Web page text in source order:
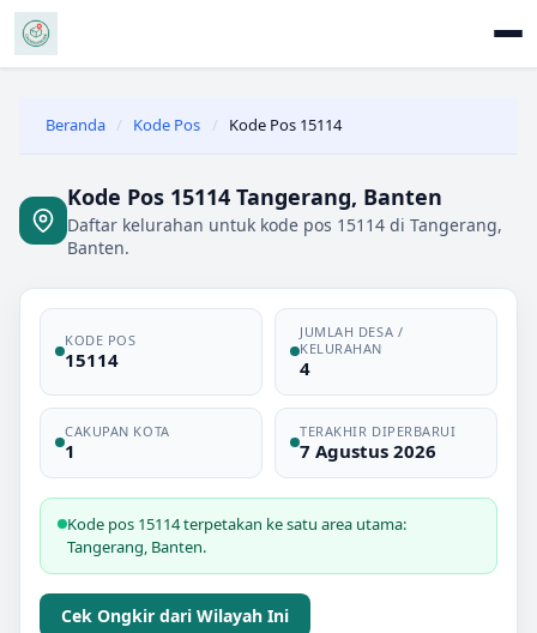
Beranda / Kode Pos / Kode Pos 15114
Kode Pos 15114 Tangerang, Banten
Daftar kelurahan untuk kode pos 15114 di Tangerang,
Banten.
KODE POS
15114
JUMLAH DESA /
KELURAHAN
4
CAKUPAN KOTA
1
TERAKHIR DIPERBARUI
7 Agustus 2026
Kode pos 15114 terpetakan ke satu area utama:
Tangerang, Banten.
Cek Ongkir dari Wilayah Ini